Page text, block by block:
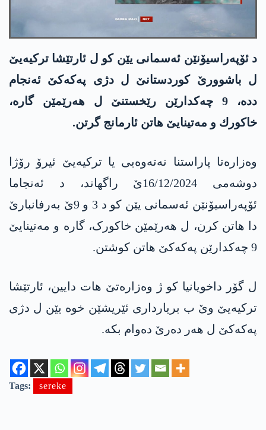
د ئۆپەراسیۆنێن ئەسمانی یێن کو ل ئارتێشا تركیه‌یێ
ل باشوورێ كوردستانێ ل دژی په‌كه‌كێ ئه‌نجام
دده‌، 9 چه‌كدارێن رێخستنێ ل هه‌رێمێن گاره‌،
خاكورك و مه‌تینایێ هاتن ئارمانج گرتن.
وەزارەتا پاراستنا نەتەوەیی یا تركیه‌یێ ئیرۆ رۆژا
دوشه‌می 16/12/2024ێ راگهاند، د ئەنجاما
ئۆپەراسیۆنێن ئەسمانی یێن کو د 3 و 9ێ بەرفانبارێ
دا هاتن کرن، ل هەرێمێن خاکورک، گاره‌ و مەتینایێ
9 چه‌كدارێن په‌كه‌كێ هاتن كوشتن.
ل گۆر داخویانیا کو ژ وەزارەتێ هات دایین، ئارتێشا
ترکیەیێ وێ ب بریارداری ئێریشێن خوه‌ یێن ل دژی
په‌كه‌كێ ل هه‌ر ده‌رێ ده‌وام بكه‌.
Tags: sereke